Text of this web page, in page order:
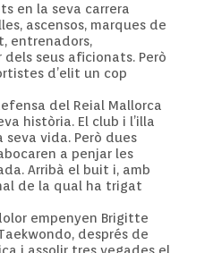
en la seva carrera
ascensos, marques de
entrenadors,
seus aficionats. Però
d’elit un cop
del Reial Mallorca
història. El club i l’illa
vida. Però dues
a penjar les
Arribà el buit i, amb
de la qual ha trigat
empenyen Brigitte
després de